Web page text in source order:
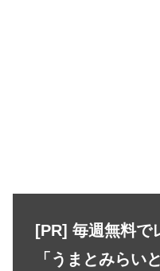
[PR] 毎週無料で
「うまとみらいと